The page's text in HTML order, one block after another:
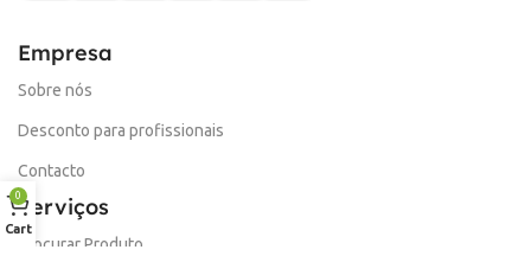
Empresa
Sobre nós
Desconto para profissionais
Contacto
Serviços
Procurar Produto
0
Cart